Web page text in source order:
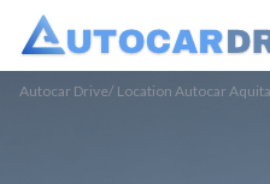
Autocar Drive/ Location Autocar